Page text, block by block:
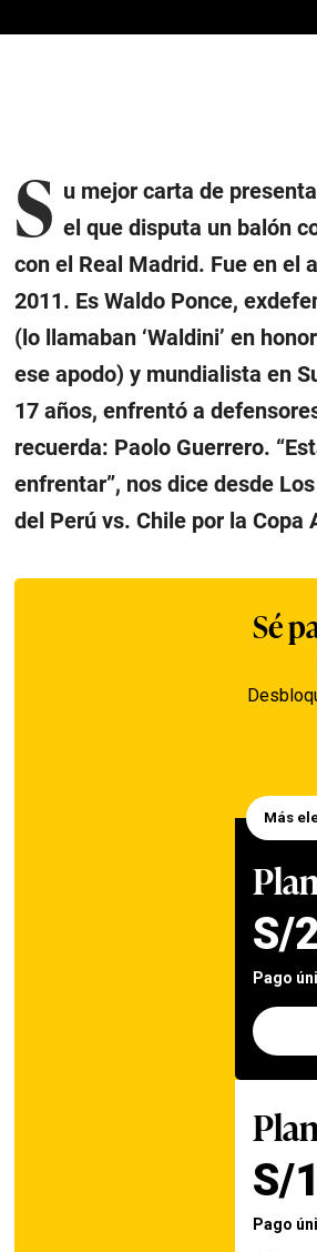
S u mejor carta de
el que disputa un balón
con el Real Madrid. Fue en el
2011. Es Waldo Ponce,
(lo llamaban ‘Waldini’ en
ese apodo) y mundialista en
17 años, enfrentó a
recuerda: Paolo Guerrero.
enfrentar”, nos dice desde
del Perú vs. Chile por la Copa